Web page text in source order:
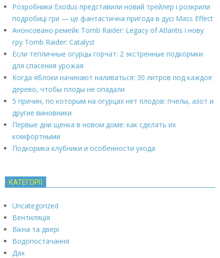
Розробники Exodus представили новий трейлер і розкрили
подробиці гри — це фантастична пригода в дусі Mass Effect
Анонсовано ремейк Tomb Raider: Legacy of Atlantis і нову
гру Tomb Raider: Catalyst
Если тепличные огурцы горчат: 2 экстренные подкормки
для спасения урожая
Когда яблоки начинают наливаться: 30 литров под каждое
дерево, чтобы плоды не опадали
5 причин, по которым на огурцах нет плодов: пчелы, азот и
другие виновники
Первые дни щенка в новом доме: как сделать их
комфортными
Подкормка клубники и особенности ухода
КАТЕГОРІЇ
Uncategorized
Вентиляція
Вікна та двері
Водопостачання
Дах